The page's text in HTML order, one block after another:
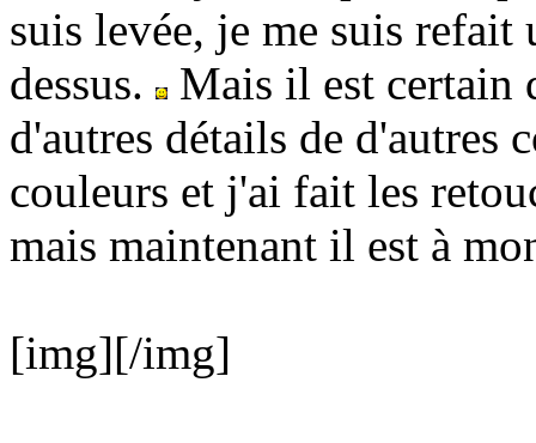
suis levée, je me suis
dessus.
Mais il est certain
d'autres détails de d'autres
couleurs et j'ai fait les
mais maintenant il est à
[img][/img]